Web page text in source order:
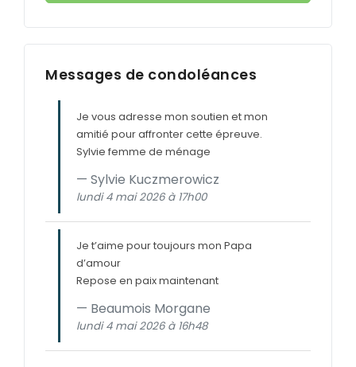
Messages de condoléances
Je vous adresse mon soutien et mon
amitié pour affronter cette épreuve.
Sylvie femme de ménage
Sylvie Kuczmerowicz
lundi 4 mai 2026 à 17h00
Je t’aime pour toujours mon Papa
d’amour
Repose en paix maintenant
Beaumois Morgane
lundi 4 mai 2026 à 16h48